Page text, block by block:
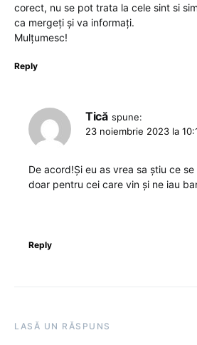
corect, nu se pot trata la cele sint si
ca mergeți și va informați.
Mulțumesc!
Reply
Tică spune:
23 noiembrie 2023 la
De acord!Și eu as vrea sa știu ce
doar pentru cei care vin și ne iau
Reply
LASĂ UN RĂSPUNS